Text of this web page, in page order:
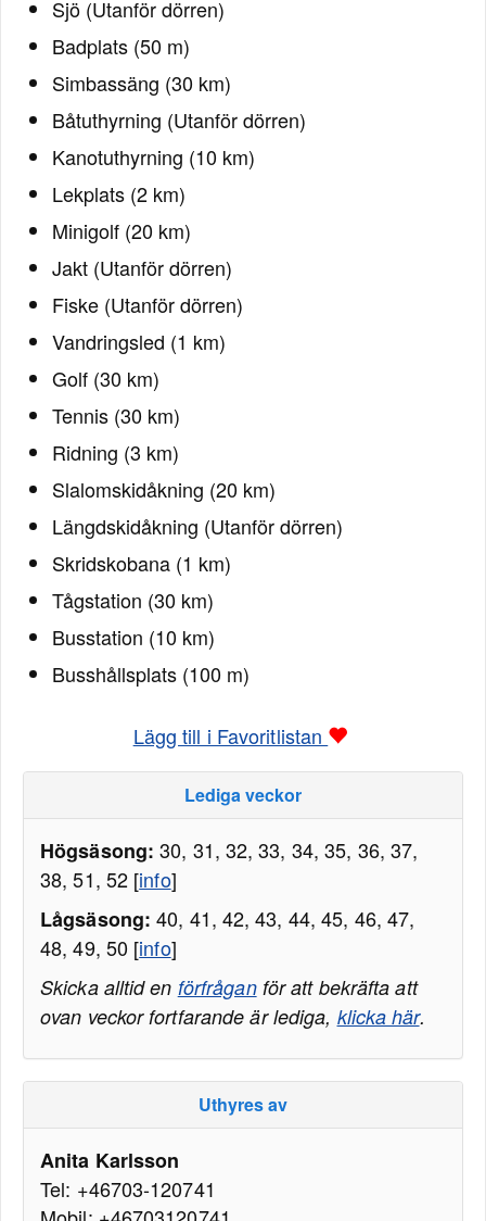
Sjö (Utanför dörren)
Badplats (50 m)
Simbassäng (30 km)
Båtuthyrning (Utanför dörren)
Kanotuthyrning (10 km)
Lekplats (2 km)
Minigolf (20 km)
Jakt (Utanför dörren)
Fiske (Utanför dörren)
Vandringsled (1 km)
Golf (30 km)
Tennis (30 km)
Ridning (3 km)
Slalomskidåkning (20 km)
Längdskidåkning (Utanför dörren)
Skridskobana (1 km)
Tågstation (30 km)
Busstation (10 km)
Busshållsplats (100 m)
Lägg till i Favoritlistan
Lediga veckor
Högsäsong: 30, 31, 32, 33, 34, 35, 36, 37,
38, 51, 52 [info]
Lågsäsong: 40, 41, 42, 43, 44, 45, 46, 47,
48, 49, 50 [info]
Skicka alltid en förfråganför att bekräfta att
ovan veckor fortfarande är lediga, klicka här.
Uthyres av
Anita Karlsson
Tel: +46703-120741